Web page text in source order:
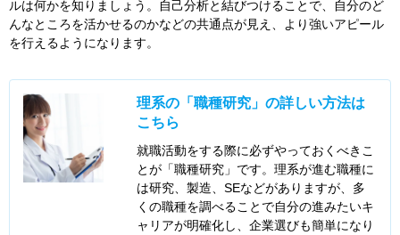
ルは何かを知りましょう。自己分析と結びつけることで、自分のど
んなところを活かせるのかなどの共通点が見え、より強いアピール
を行えるようになります。
理系の「職種研究」の詳しい方法は
こちら
就職活動をする際に必ずやっておくべきこ
とが「職種研究」です。理系が進む職種に
は研究、製造、SEなどがありますが、多
くの職種を調べることで自分の進みたいキ
ャリアが明確化し、企業選びも簡単になり